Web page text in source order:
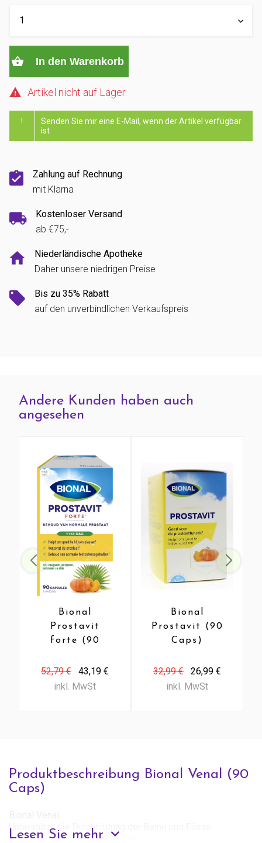
In den Warenkorb
Artikel nicht auf Lager.
!
Senden Sie mir eine E-Mail, wenn der Artikel verfügbar
ist
Zahlung auf Rechnung
mit Klarna
Kostenloser Versand
ab €75,-
Niederländische Apotheke
Daher unsere niedrigen Preise
Bis zu 35% Rabatt
auf den unverbindlichen Verkaufspreis
Produktbeschreibung Bional Venal (90
Caps)
Unterstützt die Durchblutung der Beine und Füsse
Kräuterzubereitung mit Vitaminn
Lesen Sie mehr
Andere Kunden haben auch
angesehen
Bional
Prostavit
forte (90
52,79 €
43,19 €
inkl. MwSt
Bional
Prostavit (90
Caps)
32,99 €
26,99 €
inkl. MwSt